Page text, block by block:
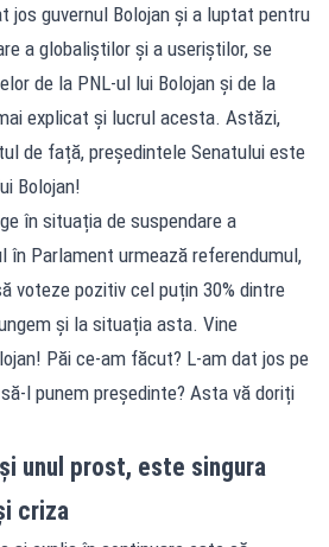
jos guvernul Bolojan și a luptat pentru
a globaliștilor și a useriștilor, se
de la PNL-ul lui Bolojan și de la
explicat și lucrul acesta. Astăzi,
de față, președintele Senatului este
Bolojan!
în situația de suspendare a
în Parlament urmează referendumul,
voteze pozitiv cel puțin 30% dintre
și la situația asta. Vine
Păi ce-am făcut? L-am dat jos pe
l punem președinte? Asta vă doriți
unul prost, este singura
criza